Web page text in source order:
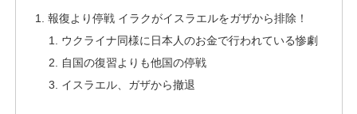
報復より停戦 イラクがイスラエルをガザから排除！
ウクライナ同様に日本人のお金で行われている惨劇
自国の復習よりも他国の停戦
イスラエル、ガザから撤退